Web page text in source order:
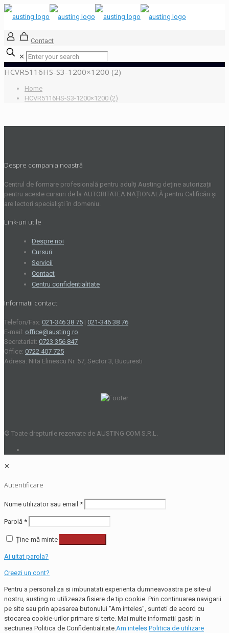
Contact
✕
HCVR5116HS-S3-1200×1200 (2)
Home
HCVR5116HS-S3-1200×1200 (2)
Despre compania noastră
Centrul de formare profesională pentru adulți Austing deține autorizații
pentru aceste cursuri de la AUTORITATEA NAȚIONALĂ pentru Calificări și
are lectori specialiști în domeniu.
Link-uri utile
Despre noi
Cursuri
Servicii
Contact
Centru confidentialitate
Informatii contact
Telefon/Fax: 021-346 38 75 | 021-346 38 76
E-mail: office@austing.ro
Secretariat: 0723 356 847
Office: 0722 407 725
Adresa: Nita Elinescu Nr. 57, Sector 3, Bucuresti
© Toate drepturile rezervate de AUSTING COM S.R.L.
✕
Autentificare
Nume utilizator sau email *
Parolă *
Ține-mă minte
Ai uitat parola?
Creezi un cont?
Pentru a personaliza si imbunatati experienta dumneavoastra pe site-ul
nostru, austing.ro utilizeaza fisiere de tip cookie. Prin continuarea navigarii
pe site sau prin apasarea butonului "Am inteles", sunteti de acord cu
stocarea cookie-urilor primare si terte. Mai multe informatii gasiti in
sectiunea Politica de Confidentialitate. Am inteles Politica de utilizare